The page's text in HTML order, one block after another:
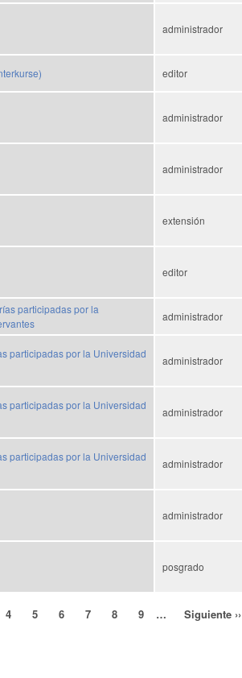
administrador
editor
administrador
administrador
extensión
editor
participadas por la
administrador
participadas por la Universidad
administrador
participadas por la Universidad
administrador
participadas por la Universidad
administrador
administrador
posgrado
Page
4 Page
5 Page
6 Page
7 Page
8 Page
9 …
Siguiente
Siguiente ››